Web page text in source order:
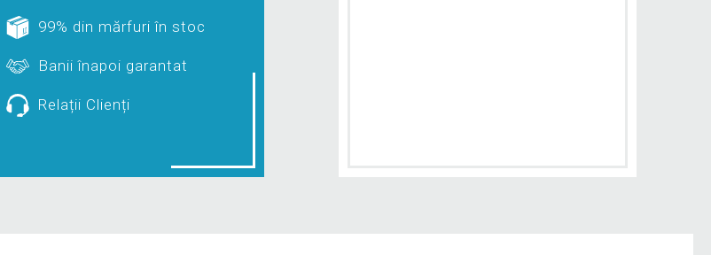
99% din mărfuri în stoc
Banii înapoi garantat
Relații Clienți